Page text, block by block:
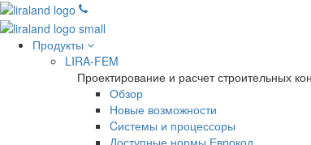
Продукты
LIRA-FEM
Проектирование и расчет строительных
Обзор
Новые возможности
Cистемы и процессоры
Доступные нормы Еврокод